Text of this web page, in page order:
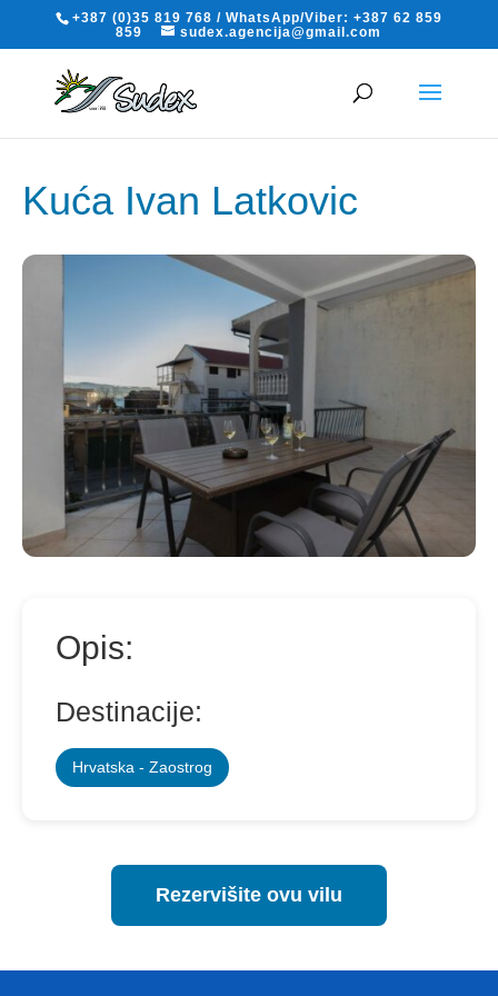
+387 (0)35 819 768 / WhatsApp/Viber: +387 62 859
859
sudex.agencija@gmail.com
Kuća Ivan Latkovic
Opis:
Destinacije:
Hrvatska - Zaostrog
Rezervišite ovu vilu